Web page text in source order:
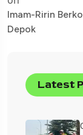
Imam-Ririn
Depok
Latest